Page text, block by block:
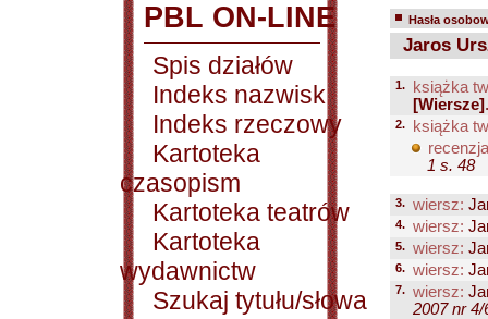
PBL ON-LINE
Spis działów
Indeks nazwisk
Indeks rzeczowy
Kartoteka
czasopism
Kartoteka teatrów
Kartoteka
wydawnictw
Szukaj tytułu/słowa
Hasła
Jaros
1.
książka
[Wiersze]
2.
książka
1 s. 48
3. wiersz:
4. wiersz:
5. wiersz:
6. wiersz:
7. wiersz:
2007 nr 4/